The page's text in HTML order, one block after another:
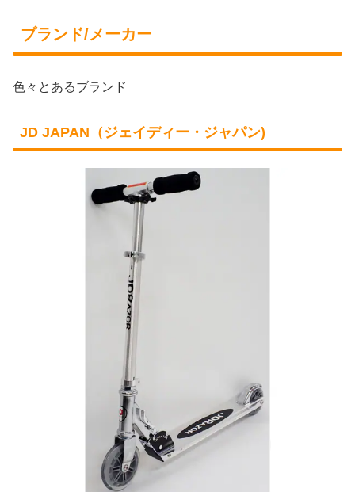
ブランド/メーカー
色々とあるブランド
JD JAPAN（ジェイディー・ジャパン)